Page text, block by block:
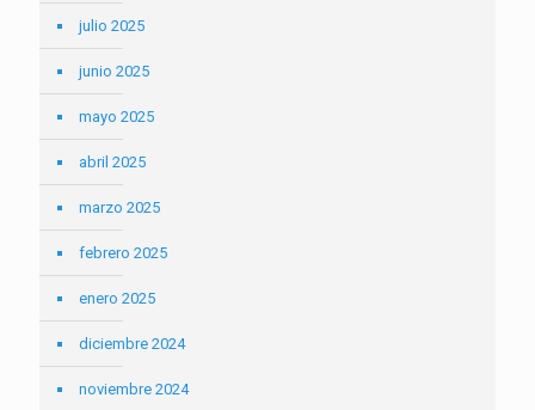
julio 2025
junio 2025
mayo 2025
abril 2025
marzo 2025
febrero 2025
enero 2025
diciembre 2024
noviembre 2024